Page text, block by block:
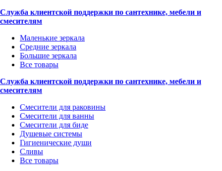
Служба клиентской поддержки по сантехнике, мебели и
смесителям
Маленькие зеркала
Средние зеркала
Большие зеркала
Все товары
Служба клиентской поддержки по сантехнике, мебели и
смесителям
Смесители для раковины
Смесители для ванны
Смесители для биде
Душевые системы
Гигиенические души
Сливы
Все товары